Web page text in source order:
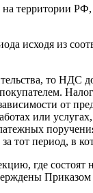
РФ,
исходя из
то НДС
от
или
тот период, в
где состоят